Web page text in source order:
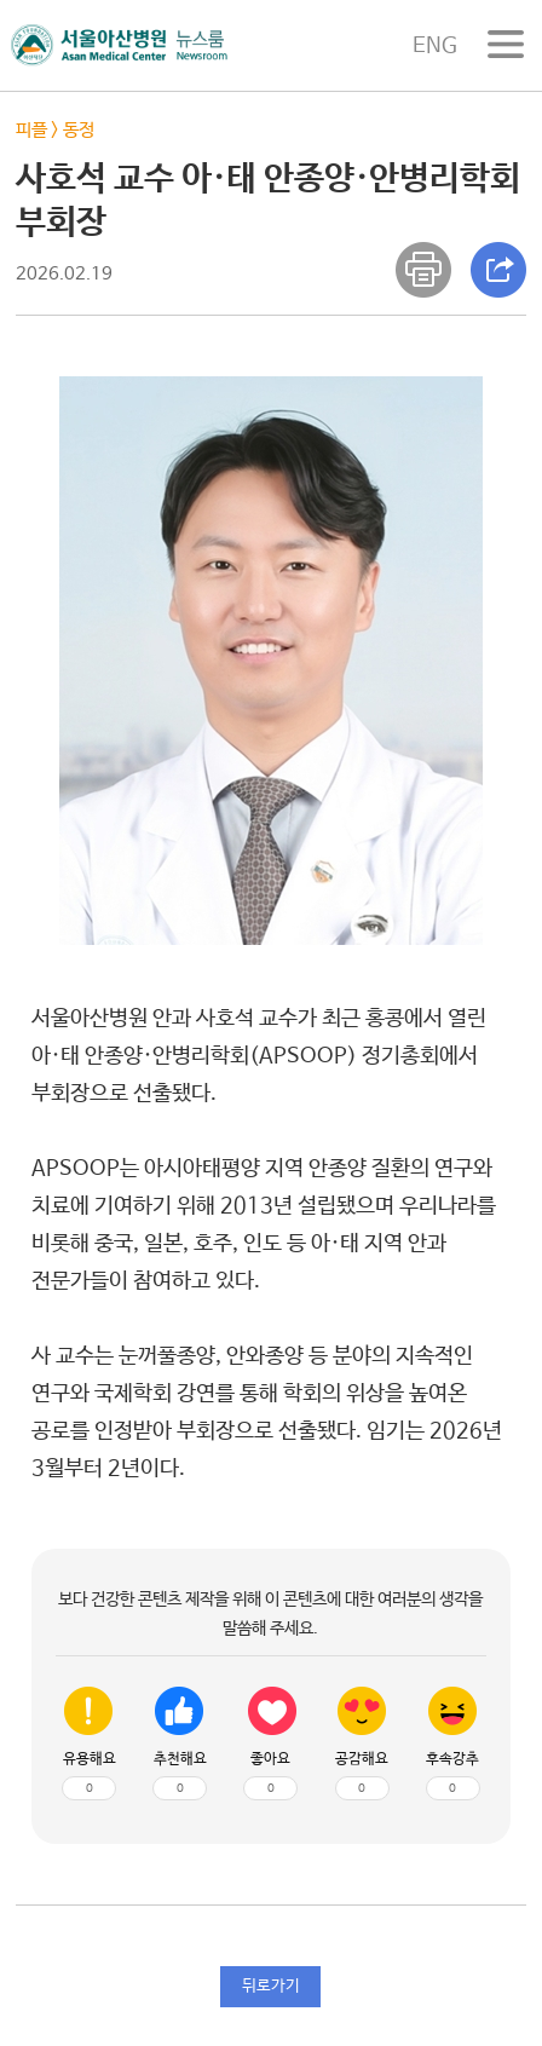
ENG
피플>동정
사호석 교수 아·태 안종양·안병리학회
부회장
2026.02.19
서울아산병원 안과 사호석 교수가 최근 홍콩에서 열린
아·태 안종양·안병리학회(APSOOP) 정기총회에서
부회장으로 선출됐다.
APSOOP는 아시아태평양 지역 안종양 질환의 연구와
치료에 기여하기 위해 2013년 설립됐으며 우리나라를
비롯해 중국, 일본, 호주, 인도 등 아·태 지역 안과
전문가들이 참여하고 있다.
사 교수는 눈꺼풀종양, 안와종양 등 분야의 지속적인
연구와 국제학회 강연를 통해 학회의 위상을 높여온
공로를 인정받아 부회장으로 선출됐다. 임기는 2026년
3월부터 2년이다.
보다 건강한 콘텐츠 제작을 위해 이 콘텐츠에 대한 여러분의 생각을
말씀해 주세요.
유용해요
0
추천해요
0
좋아요
0
공감해요
0
후속강추
0
뒤로가기